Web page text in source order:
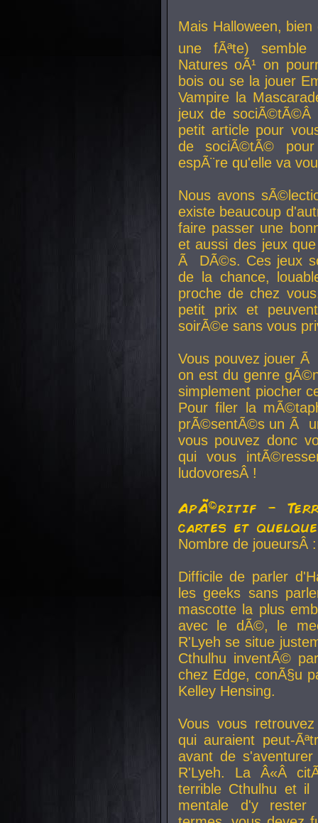
Mais Halloween, bien
une fÃªte) semble
Natures oÃ¹ on
bois ou se la jouer
Vampire la
jeux de
petit article pour
de sociÃ©tÃ©
espÃ¨re qu'elle va
Nous avons
existe beaucoup
faire passer une
et aussi des jeux
Ã DÃ©s. Ces jeux
de la chance,
proche de chez
petit prix et
soirÃ©e sans vous
Vous pouvez jouer
on est du genre
simplement piocher
Pour filer la
prÃ©sentÃ©s un Ã
vous pouvez donc
qui vous
ludovoresÂ !
ApÃ©ritif -
cartes et
Nombre de
Difficile de parler
les geeks sans
mascotte la plus
avec le dÃ©, le
R'Lyeh se situe
Cthulhu inventÃ©
chez Edge, conÃ§u
Kelley Hensing.
Vous vous
qui auraient peut-
avant de
R'Lyeh. La Â«Â
terrible Cthulhu et
mentale d'y rester